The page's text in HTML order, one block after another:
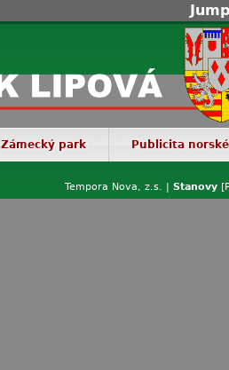
Zámecký park Publicita
Tempora Nova, z.s. | Stanovy